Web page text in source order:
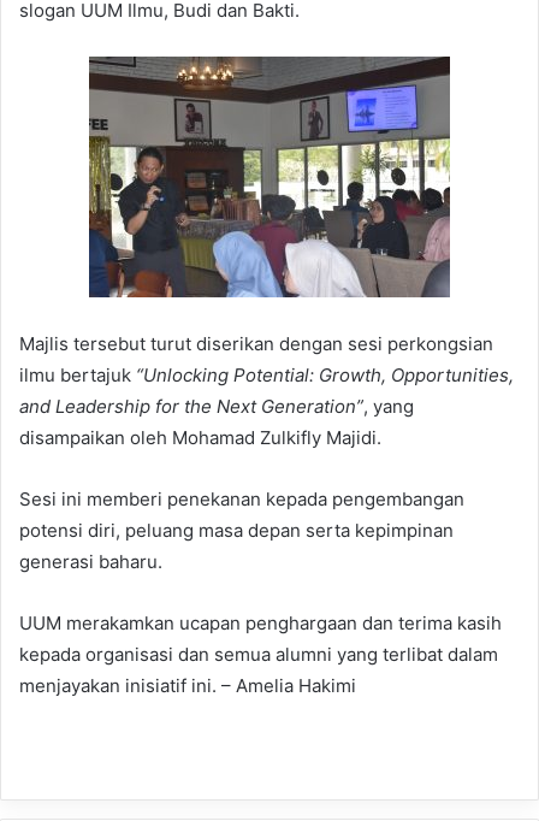
slogan UUM Ilmu, Budi dan Bakti.
Majlis tersebut turut diserikan dengan sesi perkongsian
ilmu bertajuk “Unlocking Potential: Growth, Opportunities,
and Leadership for the Next Generation”, yang
disampaikan oleh Mohamad Zulkifly Majidi.
Sesi ini memberi penekanan kepada pengembangan
potensi diri, peluang masa depan serta kepimpinan
generasi baharu.
UUM merakamkan ucapan penghargaan dan terima kasih
kepada organisasi dan semua alumni yang terlibat dalam
menjayakan inisiatif ini. – Amelia Hakimi